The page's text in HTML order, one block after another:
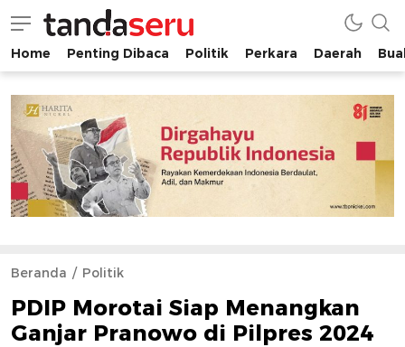
tandaseru.com | Penting Dibaca
tandaseru.com
Home Penting Dibaca Politik Perkara Daerah
Beranda Politik
PDIP Morotai Siap Menangkan
Ganjar Pranowo di Pilpres 2024